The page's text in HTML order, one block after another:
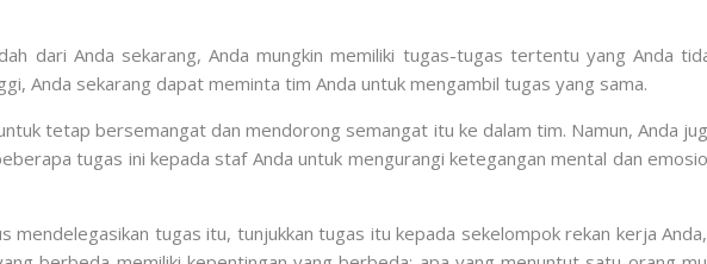
dari Anda sekarang, Anda mungkin memiliki tugas-tugas tertentu yang Anda
Anda sekarang dapat meminta tim Anda untuk mengambil tugas yang sama.
tetap bersemangat dan mendorong semangat itu ke dalam tim. Namun, Anda
tugas ini kepada staf Anda untuk mengurangi ketegangan mental dan
mendelegasikan tugas itu, tunjukkan tugas itu kepada sekelompok rekan kerja